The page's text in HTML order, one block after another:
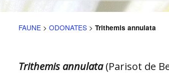
FAUNE > ODONATES > Trithemis annulata
Trithemis annulata(Parisot de